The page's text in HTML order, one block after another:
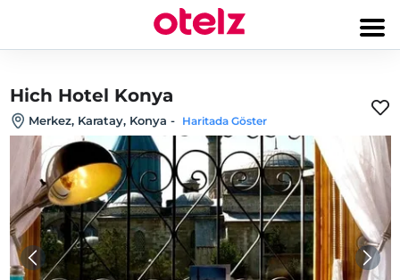
Hich Hotel Konya
Merkez, Karatay, Konya - Haritada Göster